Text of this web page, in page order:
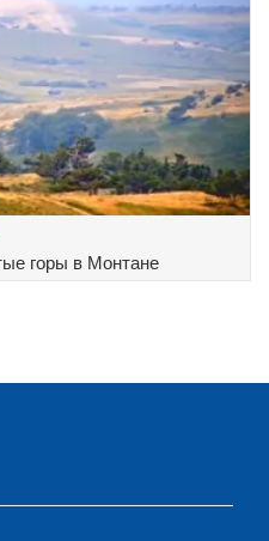
горы в Монтане